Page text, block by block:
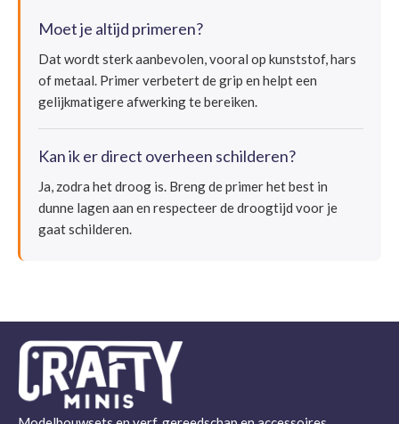
Moet je altijd primeren?
Dat wordt sterk aanbevolen, vooral op kunststof, hars
of metaal. Primer verbetert de grip en helpt een
gelijkmatigere afwerking te bereiken.
Kan ik er direct overheen schilderen?
Ja, zodra het droog is. Breng de primer het best in
dunne lagen aan en respecteer de droogtijd voor je
gaat schilderen.